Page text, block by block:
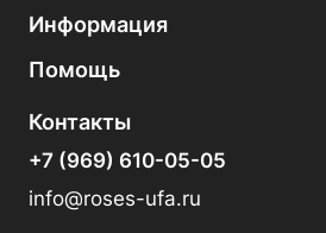
Информация
Помощь
Контакты
+7 (969) 610-05-05
info@roses-ufa.ru